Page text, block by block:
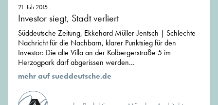
21. Juli 2015
Investor siegt, Stadt verliert
Süddeutsche Zeitung, Ekkehard Müller-Jentsch | Schlechte
Nachricht für die Nachbarn, klarer Punktsieg für den
Investor: Die alte Villa an der Kolbergerstraße 5 im
Herzogpark darf abgerissen werden...
mehr auf sueddeutsche.de